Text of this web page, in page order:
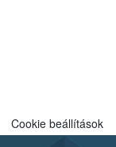
Cookie beállítások